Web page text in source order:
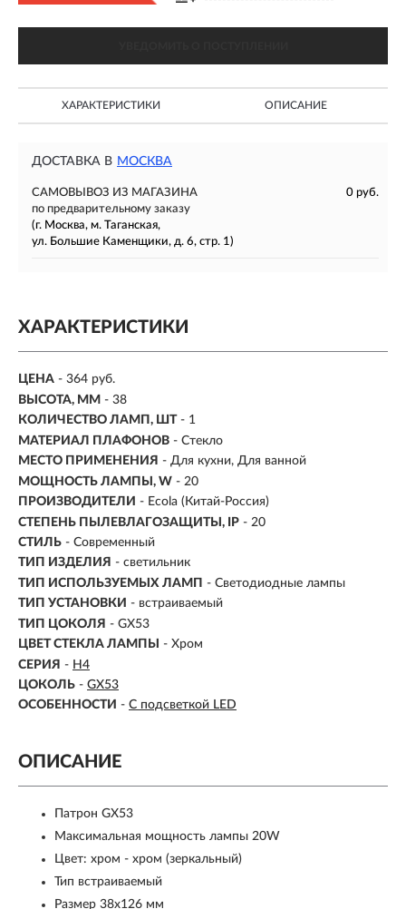
ХАРАКТЕРИСТИКИ ОПИСАНИЕ
ДОСТАВКА В МОСКВА
САМОВЫВОЗ ИЗ МАГАЗИНА
0 руб.
по предварительному заказу
(г. Москва, м. Таганская,
ул. Большие Каменщики, д. 6, стр. 1)
ХАРАКТЕРИСТИКИ
ЦЕНА - 364 руб.
ВЫСОТА, ММ - 38
КОЛИЧЕСТВО ЛАМП, ШТ - 1
МАТЕРИАЛ ПЛАФОНОВ - Стекло
МЕСТО ПРИМЕНЕНИЯ - Для кухни, Для ванной
МОЩНОСТЬ ЛАМПЫ, W - 20
ПРОИЗВОДИТЕЛИ - Ecola (Китай-Россия)
СТЕПЕНЬ ПЫЛЕВЛАГОЗАЩИТЫ, IP - 20
СТИЛЬ - Современный
ТИП ИЗДЕЛИЯ - светильник
ТИП ИСПОЛЬЗУЕМЫХ ЛАМП - Светодиодные лампы
ТИП УСТАНОВКИ - встраиваемый
ТИП ЦОКОЛЯ - GX53
ЦВЕТ СТЕКЛА ЛАМПЫ
- Хром
СЕРИЯ - H4
ЦОКОЛЬ - GX53
ОСОБЕННОСТИ - С подсветкой LED
ОПИСАНИЕ
Патрон GX53
Максимальная мощность лампы 20W
Цвет: хром - хром (зеркальный)
Тип встраиваемый
Размер 38x126 мм